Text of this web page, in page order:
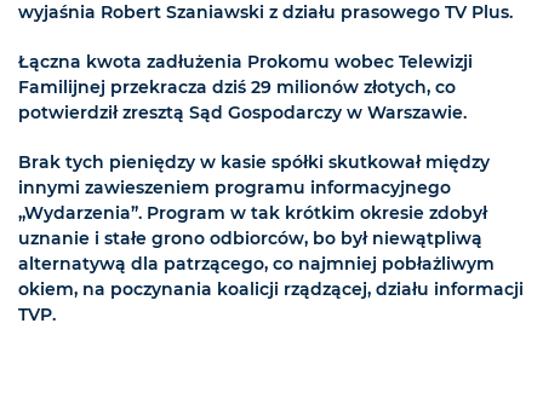
wyjaśnia Robert Szaniawski z działu prasowego TV Plus.
Łączna kwota zadłużenia Prokomu wobec Telewizji
Familijnej przekracza dziś 29 milionów złotych, co
potwierdził zresztą Sąd Gospodarczy w Warszawie.
Brak tych pieniędzy w kasie spółki skutkował między
innymi zawieszeniem programu informacyjnego
„Wydarzenia”. Program w tak krótkim okresie zdobył
uznanie i stałe grono odbiorców, bo był niewątpliwą
alternatywą dla patrzącego, co najmniej pobłażliwym
okiem, na poczynania koalicji rządzącej, działu informacji
TVP.